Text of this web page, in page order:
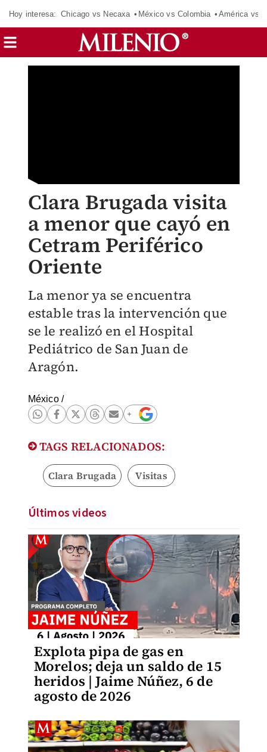
Hoy interesa: Chicago vs Necaxa México vs Colombia América vs
Clara Brugada visita
a menor que cayó en
Cetram Periférico
Oriente
La menor ya se encuentra
estable tras la intervención que
se le realizó en el Hospital
Pediátrico de San Juan de
Aragón.
México/
TAGS RELACIONADOS:
Clara Brugada Visitas
Últimos videos
Explota pipa de gas en
Morelos; deja un saldo de 15
heridos | Jaime Núñez, 6 de
agosto de 2026